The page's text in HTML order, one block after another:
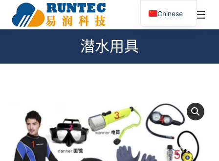
潜水用具
您在这里：
Chinese